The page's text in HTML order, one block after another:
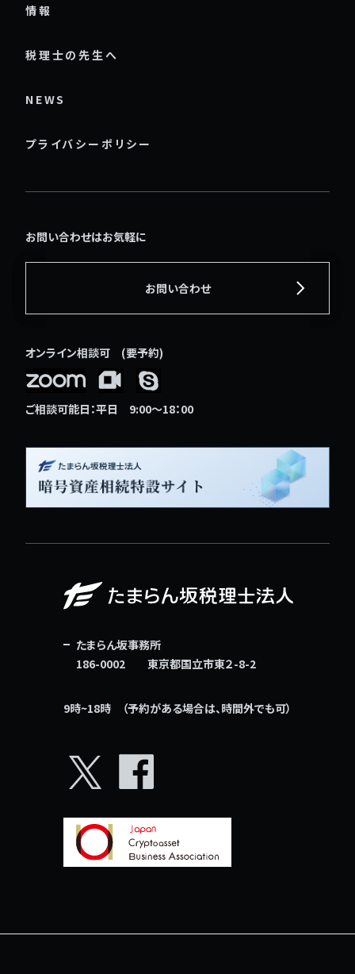
情報
税理士の先生へ
NEWS
プライバシーポリシー
お問い合わせはお気軽に
お問い合わせ
オンライン相談可 (要予約)
ご相談可能日：平日 9:00〜18：00
たまらん坂事務所
186-0002 東京都国立市東２-8-2
9時~18時 （予約がある場合は、時間外でも可）